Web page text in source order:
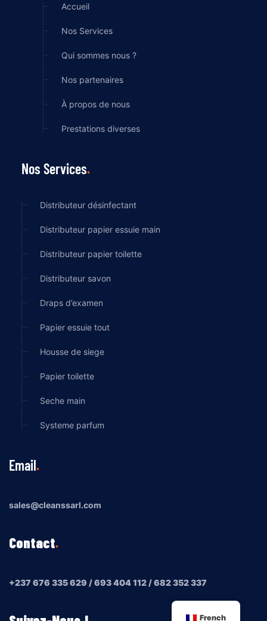
Accueil
Nos Services
Qui sommes nous ?
Nos partenaires
À propos de nous
Prestations diverses
Nos Services
Distributeur désinfectant
Distributeur papier essuie main
Distributeur papier toilette
Distributeur savon
Draps d’examen
Papier essuie tout
Housse de siege
Papier toilette
Seche main
Systeme parfum
Email
sales@cleanssarl.com
Contact
+237 676 335 629 / 693 404 112 / 682 352 337
French